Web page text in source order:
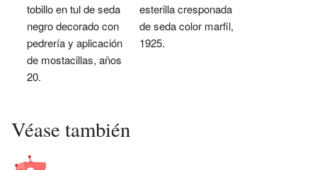
tobillo en tul de seda
negro decorado con
pedrería y aplicación
de mostacillas, años
20.
esterilla cresponada
de seda color marfil,
1925.
Véase también